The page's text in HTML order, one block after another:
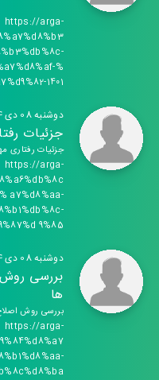
https://arga-
%
1401
دوشنبه 08 دی 1404
جزئیات
جزئیات رفتاری
https://arga-
a7%d8%aa-
9%85
دوشنبه 08 دی 1404
بررسی
ها
بررسی روش
https://arga-